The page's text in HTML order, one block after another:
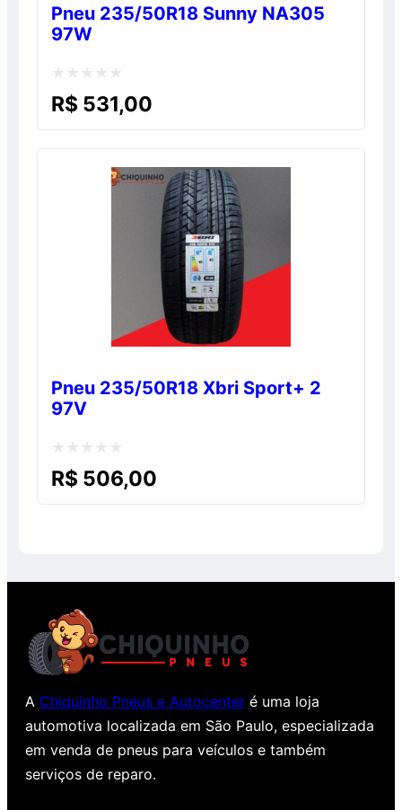
Pneu 235/50R18 Sunny NA305
97W
Avaliação
R$ 531,00
Pneu 235/50R18 Xbri Sport+ 2
97V
Avaliação
R$ 506,00
A Chiquinho Pneus e Autocenter é uma loja
automotiva localizada em São Paulo, especializada
em venda de pneus para veículos e também
serviços de reparo.